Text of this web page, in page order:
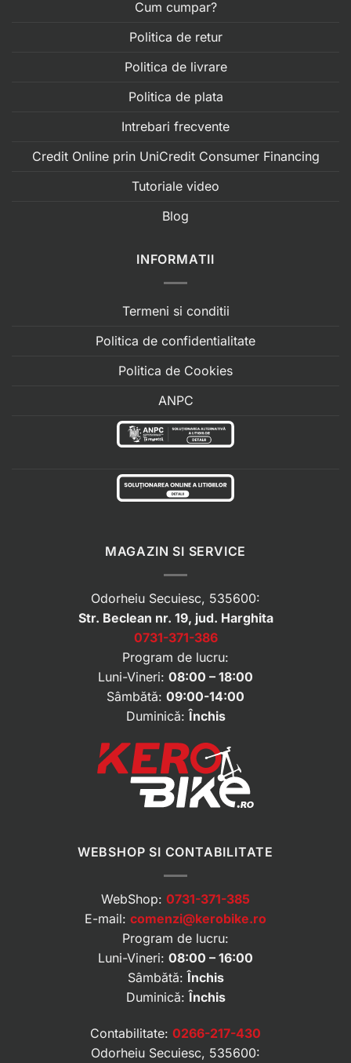
Cum cumpar?
Politica de retur
Politica de livrare
Politica de plata
Intrebari frecvente
Credit Online prin UniCredit Consumer Financing
Tutoriale video
Blog
INFORMATII
Termeni si conditii
Politica de confidentialitate
Politica de Cookies
ANPC
MAGAZIN SI SERVICE
Odorheiu Secuiesc, 535600:
Str. Beclean nr. 19, jud. Harghita
0731-371-386
Program de lucru:
Luni-Vineri: 08:00 – 18:00
Sâmbătă: 09:00-14:00
Duminică:Închis
WEBSHOP SI CONTABILITATE
WebShop: 0731-371-385
E-mail: comenzi@kerobike.ro
Program de lucru:
Luni-Vineri: 08:00 – 16:00
Sâmbătă: Închis
Duminică: Închis
Contabilitate: 0266-217-430
Odorheiu Secuiesc, 535600: